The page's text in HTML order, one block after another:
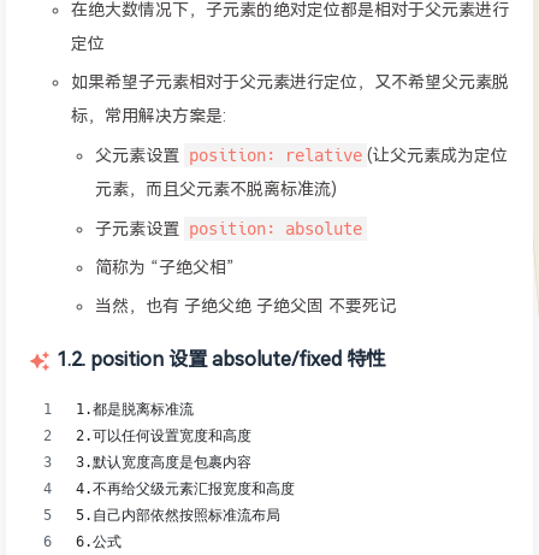
在绝大数情况下，子元素的绝对定位都是相对于父元素进行
定位
如果希望子元素相对于父元素进行定位，又不希望父元素脱
标，常用解决方案是:
父元素设置 position: relative (让父元素成为定位
元素，而且父元素不脱离标准流)
子元素设置 position: absolute
简称为 “子绝父相”
当然，也有 子绝父绝 子绝父固 不要死记
1.2. position 设置 absolute/fixed 特性